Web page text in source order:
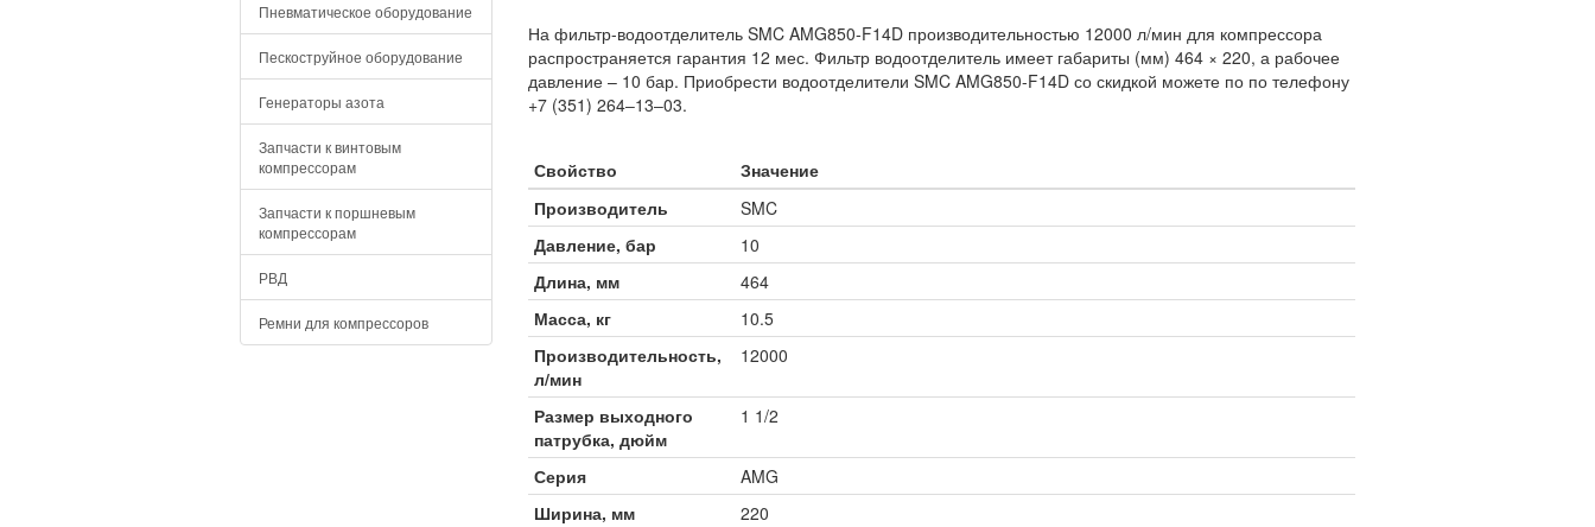
Пневматическое оборудование
Пескоструйное оборудование
Генераторы азота
Запчасти к винтовым
компрессорам
Запчасти к поршневым
компрессорам
РВД
Ремни для компрессоров
На фильтр-водоотделитель SMC AMG850-F14D производительностью 12000 л/мин для компрессора
распространяется гарантия 12 мес. Фильтр водоотделитель имеет габариты (мм) 464 × 220, а рабочее
давление – 10 бар. Приобрести водоотделители SMC AMG850-F14D со скидкой можете по по телефону
+7 (351) 264‒13‒03.
Свойство
Значение
Производитель
SMC
Давление, бар
10
Длина, мм
464
Масса, кг
10.5
Производительность,
л/мин
12000
Размер выходного
патрубка, дюйм
1 1/2
Серия
AMG
Ширина, мм
220